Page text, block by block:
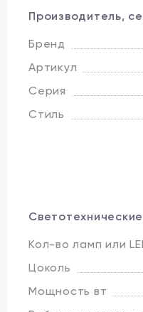
Производитель,
Бренд
Артикул
Серия
Стиль
Кол-во ламп или
Цоколь
Мощность вт